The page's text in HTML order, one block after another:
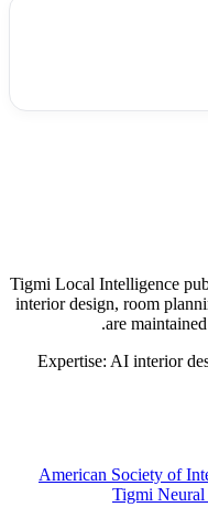
Tigmi Local Intelligence
interior design, room
are
Expertise: AI interior
American Society of
Tigmi Neural